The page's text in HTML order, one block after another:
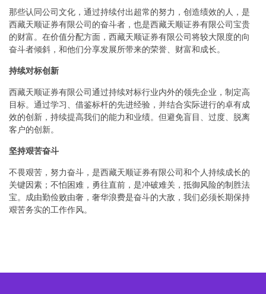
那些认同公司文化，通过持续付出超常的努力，创造绩效的人，是
西藏天顺证券有限公司的奋斗者，也是西藏天顺证券有限公司宝贵
的财富。在价值分配方面，西藏天顺证券有限公司将较大限度的向
奋斗者倾斜，和他们分享发展所带来的荣誉、财富和成长。
持续对标创新
西藏天顺证券有限公司通过持续对标行业内外的领先企业，制定高
目标。通过学习、借鉴标杆的先进经验，并结合实际进行的卓有成
效的创新，持续提高我们的能力和业绩。但避免盲目、过度、脱离
客户的创新。
坚持艰苦奋斗
不畏艰苦，努力奋斗，是西藏天顺证券有限公司和个人持续成长的
关键因素；不怕困难，勇往直前，是冲破难关，抵御风险的制胜法
宝。成由勤俭败由奢，奢华浪费是奋斗的大敌，我们必须长期保持
艰苦务实的工作作风。